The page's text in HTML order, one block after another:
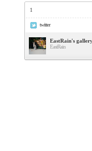
1
twitter
EastRain's gallery
EastRain